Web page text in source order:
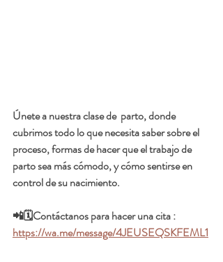
Únete a nuestra clase de  parto, donde
cubrimos todo lo que necesita saber sobre el
proceso, formas de hacer que el trabajo de
parto sea más cómodo, y cómo sentirse en
control de su nacimiento.
📲🗓️Contáctanos para hacer una cita :
https://wa.me/message/4JEUSEQSKFEML1